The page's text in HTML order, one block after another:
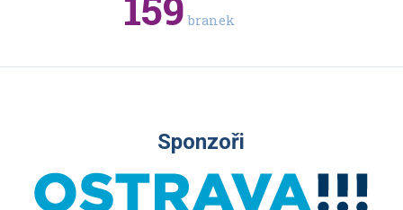
branek
Sponzoři